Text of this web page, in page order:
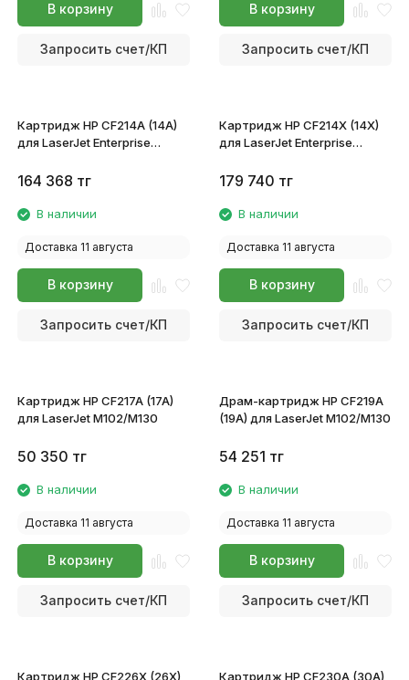
В корзину
Запросить счет/КП
В корзину
Запросить счет/КП
Картридж HP CF214A (14A)
для LaserJet Enterprise
M725f/M725dn/M725z
164 368 тг
В наличии
Доставка 11 августа
В корзину
Запросить счет/КП
Картридж HP CF214X (14X)
для LaserJet Enterprise
M725f/M725dn/M725z
179 740 тг
В наличии
Доставка 11 августа
В корзину
Запросить счет/КП
Картридж HP CF217A (17A)
для LaserJet M102/M130
50 350 тг
В наличии
Доставка 11 августа
В корзину
Запросить счет/КП
Драм-картридж HP CF219A
(19A) для LaserJet M102/M130
54 251 тг
В наличии
Доставка 11 августа
В корзину
Запросить счет/КП
Картридж HP CF226X (26X)
Картридж HP CF230A (30A)